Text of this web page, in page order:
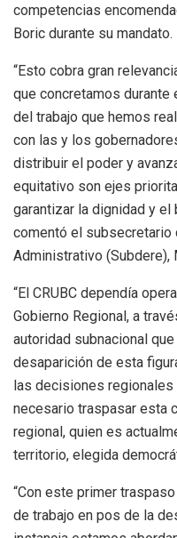
competencias
Boric durante su mandato.
“Esto cobra gran
que concretamos durante
del trabajo que hemos
con las y los
distribuir el poder y
equitativo son ejes
garantizar la dignidad y el
comentó el subsecretario
Administrativo (Subdere),
“El CRUBC dependía
Gobierno Regional, a
autoridad subnacional
desaparición de esta
las decisiones
necesario traspasar esta
regional, quien es
territorio, elegida
“Con este primer
de trabajo en pos de la